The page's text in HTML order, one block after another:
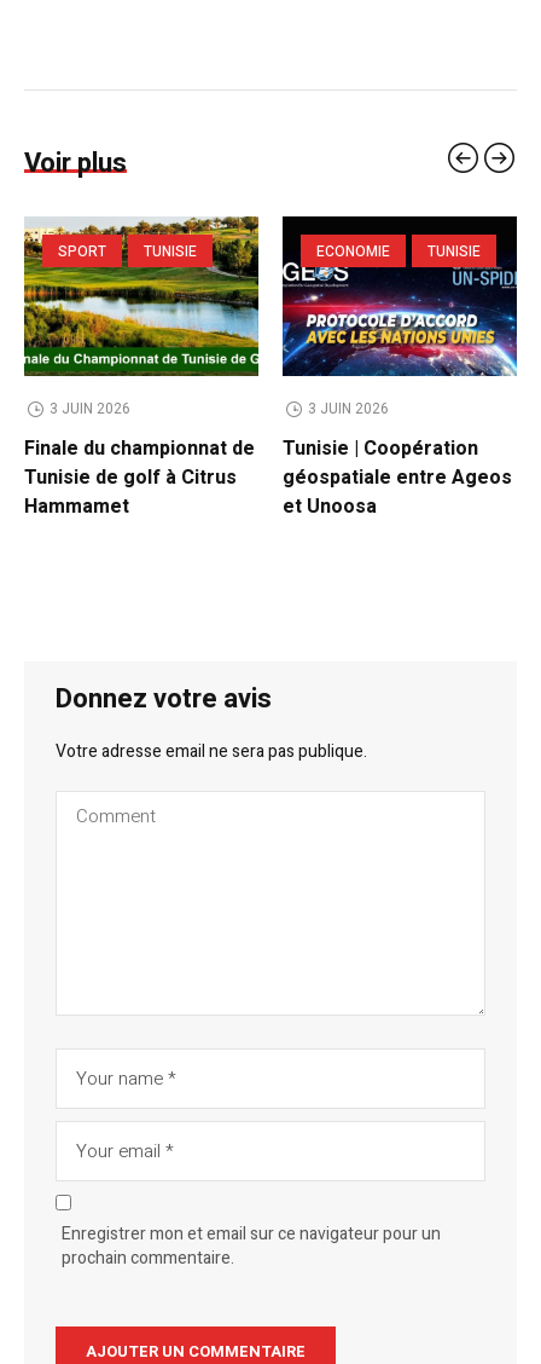
Voir plus
SPORT TUNISIE
3 JUIN 2026
Finale du championnat de
Tunisie de golf à Citrus
Hammamet
ECONOMIE TUNISIE
3 JUIN 2026
Tunisie | Coopération
géospatiale entre Ageos
et Unoosa
Donnez votre avis
Votre adresse email ne sera pas publique.
Enregistrer mon et email sur ce navigateur pour un
prochain commentaire.